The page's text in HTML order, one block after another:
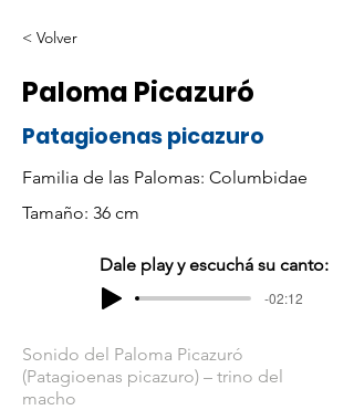
< Volver
Paloma Picazuró
Patagioenas picazuro
Familia de las Palomas: Columbidae
Tamaño: 36 cm
Dale play y escuchá su canto:
-02:12
Sonido del Paloma Picazuró
(Patagioenas picazuro) – trino del
macho